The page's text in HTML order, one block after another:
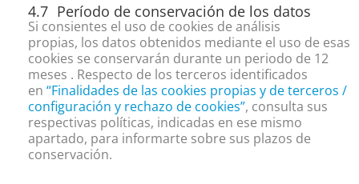
Período de conservación de los datos
Si consientes el uso de cookies de análisis
propias, los datos obtenidos mediante el uso de esas
cookies se conservarán durante un periodo de 12
meses . Respecto de los terceros identificados
en “Finalidades de las cookies propias y de terceros /
configuración y rechazo de cookies”, consulta sus
respectivas políticas, indicadas en ese mismo
apartado, para informarte sobre sus plazos de
conservación.